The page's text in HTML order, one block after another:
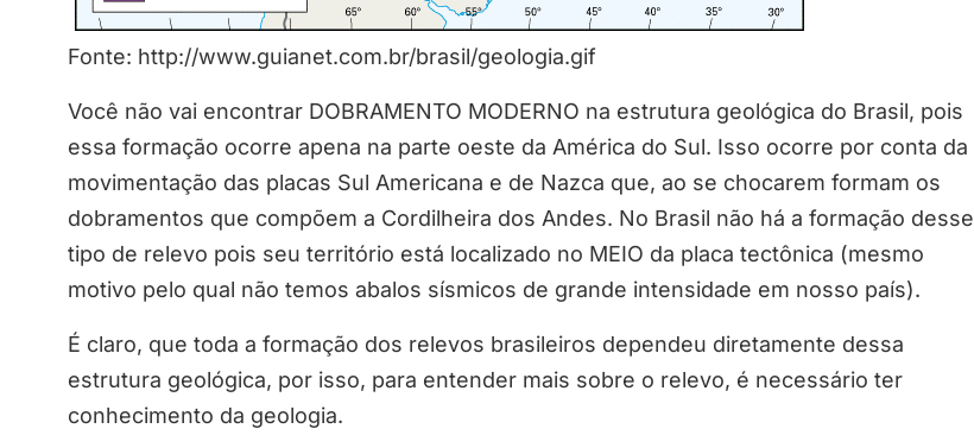
Fonte: http://www.guianet.com.br/brasil/geologia.gif
Você não vai encontrar DOBRAMENTO MODERNO na estrutura geológica do Brasil, pois
essa formação ocorre apena na parte oeste da América do Sul. Isso ocorre por conta da
movimentação das placas Sul Americana e de Nazca que, ao se chocarem formam os
dobramentos que compõem a Cordilheira dos Andes. No Brasil não há a formação desse
tipo de relevo pois seu território está localizado no MEIO da placa tectônica (mesmo
motivo pelo qual não temos abalos sísmicos de grande intensidade em nosso país).
É claro, que toda a formação dos relevos brasileiros dependeu diretamente dessa
estrutura geológica, por isso, para entender mais sobre o relevo, é necessário ter
conhecimento da geologia.